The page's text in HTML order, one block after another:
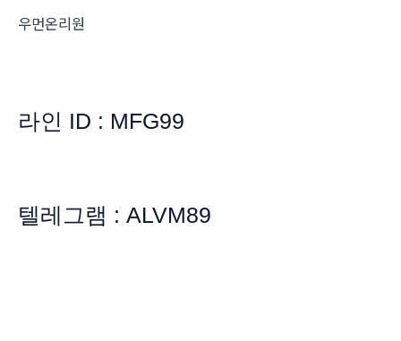
우먼온리원
라인 ID : MFG99
텔레그램 : ALVM89